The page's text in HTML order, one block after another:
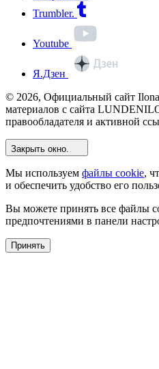
Trumbler.
Youtube
Я.Дзен
© 2026, Официальный сайт
материалов с сайта
правообладателя и активной
Закрыть окно.
Мы используем файлы cookie,
и обеспечить удобство его
Вы можете принять все файлы
предпочтениями в панели
Принять